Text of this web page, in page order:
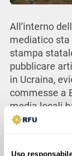
Uso
All’interno
mediatico sta
stampa
pubblicare
in Ucraina,
commesse a
media locali
riportando